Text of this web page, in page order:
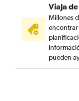
Viaja
Millones
encontrar
pueden